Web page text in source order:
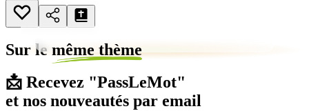
Sur le même thème
📩 Recevez "PassLeMot"
et nos nouveautés par email